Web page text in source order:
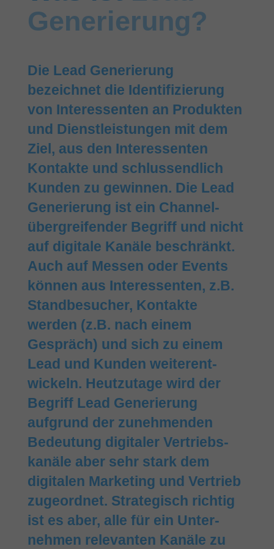
Gene­rie­rung?
Die Lead Generierung
bezeichnet die Identifizierung
von Interessenten an Produkten
und Dienstleistungen mit dem
Ziel, aus den Interessenten
Kontakte und schlussendlich
Kunden zu gewinnen. Die Lead
Gene­rie­rung ist ein Channel-
über­grei­fen­der Begriff und nicht
auf digitale Kanäle be­schränkt.
Auch auf Messen oder Events
können aus Interes­sen­ten, z.B.
Stand­besucher, Kontakte
werden (z.B. nach einem
Gespräch) und sich zu einem
Lead und Kunden weiter­ent­
wickeln. Heut­zu­tage wird der
Begriff Lead Gene­rie­rung
aufgrund der zu­nehmen­den
Bedeutung digitaler Ver­triebs­
kanäle aber sehr stark dem
digitalen Marketing und Vertrieb
zugeordnet. Stra­te­gisch richtig
ist es aber, alle für ein Unter­
nehmen relevanten Kanäle zu